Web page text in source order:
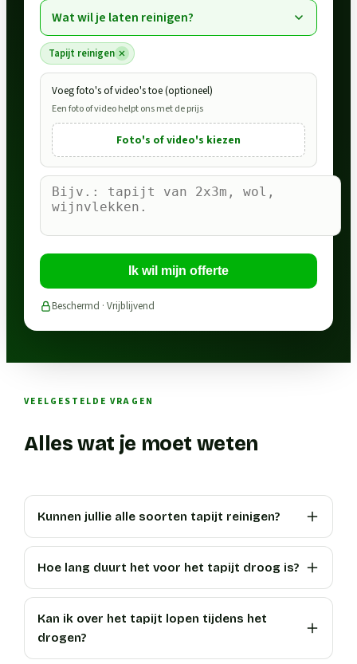
Wat wil je laten reinigen?
Tapijt reinigen
Voeg foto's of video's toe (optioneel)
Een foto of video helpt ons met de prijs
Foto's of video's kiezen
Ik wil mijn offerte
Beschermd · Vrijblijvend
VEELGESTELDE VRAGEN
Alles wat je moet weten
Kunnen jullie alle soorten tapijt reinigen?
Hoe lang duurt het voor het tapijt droog is?
Kan ik over het tapijt lopen tijdens het
drogen?